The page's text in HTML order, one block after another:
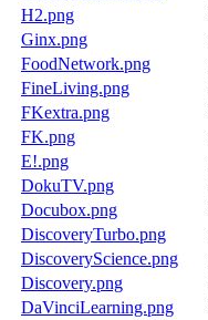
H2.png
Ginx.png
FoodNetwork.png
FineLiving.png
FKextra.png
FK.png
E!.png
DokuTV.png
Docubox.png
DiscoveryTurbo.png
DiscoveryScience.png
Discovery.png
DaVinciLearning.png